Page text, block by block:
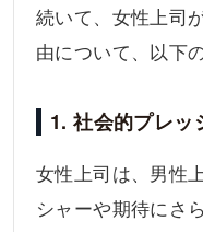
続いて、女性上司
由について、以下
1. 社会的プレッ
女性上司は、男性
シャーや期待にさ